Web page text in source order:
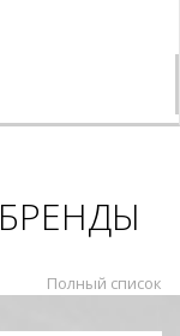
Полный список